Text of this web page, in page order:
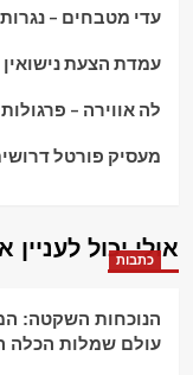
עדי מטבחים –
עמדת הצעת
לה אווירה – פרגולות
מעסיק פורטל
אולי יכול לעניין
כתבות
הנוכחות השקטה:
עולם שמלות הכלה